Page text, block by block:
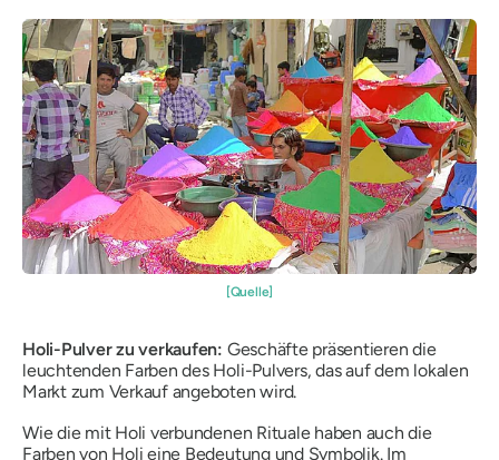
[Quelle]
Holi-Pulver zu verkaufen: Geschäfte präsentieren die
leuchtenden Farben des Holi-Pulvers, das auf dem lokalen
Markt zum Verkauf angeboten wird.
Wie die mit Holi verbundenen Rituale haben auch die
Farben von Holi eine Bedeutung und Symbolik. Im